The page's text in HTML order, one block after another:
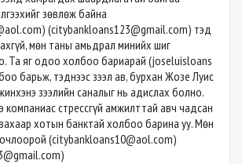
зөвлөж байна
) (citybankloans123@gmail.com) тэд
мөн таны амьдрал минийх шиг
Та яг одоо холбоо бариарай (joseluisloans
барьж, тэднээс зээл ав, бурхан Жозе Луис
зээлийн саналыг нь адислах болно.
компаниас стрессгүй амжилттай авч чадсан
хотын банктай холбоо барина уу. Мөн
(citybankloans10@aol.com)
)